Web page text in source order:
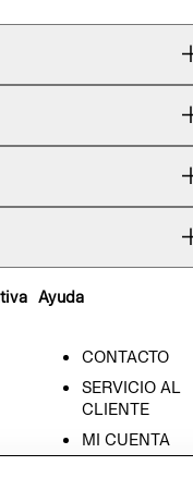
Ayuda
CONTACTO
SERVICIO AL
CLIENTE
MI CUENTA